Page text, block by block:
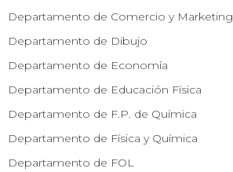
Departamento de Comercio y Marketing
Departamento de Dibujo
Departamento de Economía
Departamento de Educación Física
Departamento de F.P. de Química
Departamento de Física y Química
Departamento de FOL